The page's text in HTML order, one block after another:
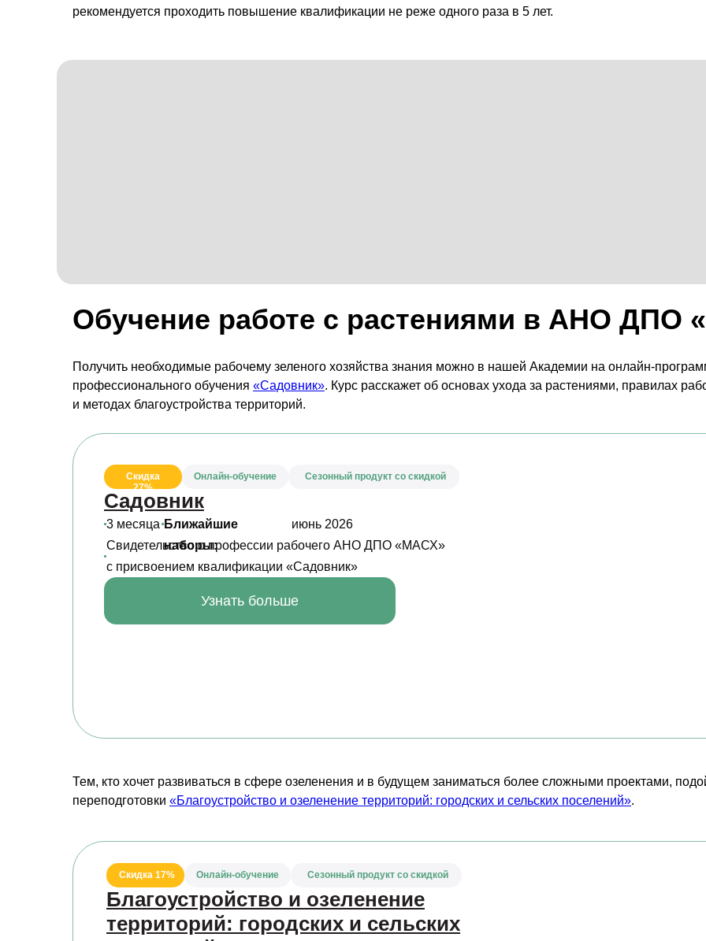
рекомендуется проходить повышение квалификации не реже одного раза в 5 лет.
Обучение работе с растениями в АНО ДПО
Получить необходимые рабочему зеленого хозяйства знания можно в нашей Академии на онлайн-
профессионального обучения «Садовник». Курс расскажет об основах ухода за растениями, правилах
и методах благоустройства территорий.
Скидка
27%
Онлайн-обучение Сезонный продукт со скидкой
Садовник
3 месяца июнь 2026
Ближайшие
наборы:
Свидетельство о профессии рабочего АНО ДПО «МАСХ»
с присвоением квалификации «Садовник»
Узнать больше
Тем, кто хочет развиваться в сфере озеленения и в будущем заниматься более сложными проектами,
переподготовки «Благоустройство и озеленение территорий: городских и сельских поселений».
Скидка 17% Онлайн-обучение Сезонный продукт со скидкой
Благоустройство и озеленение
территорий: городских и сельских